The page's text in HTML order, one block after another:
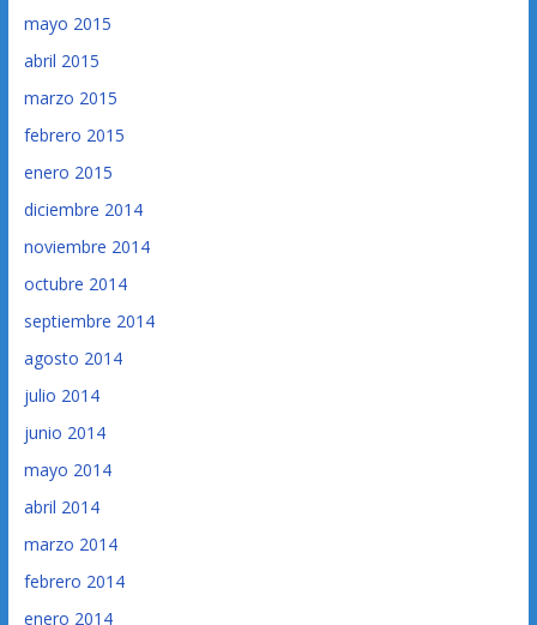
mayo 2015
abril 2015
marzo 2015
febrero 2015
enero 2015
diciembre 2014
noviembre 2014
octubre 2014
septiembre 2014
agosto 2014
julio 2014
junio 2014
mayo 2014
abril 2014
marzo 2014
febrero 2014
enero 2014